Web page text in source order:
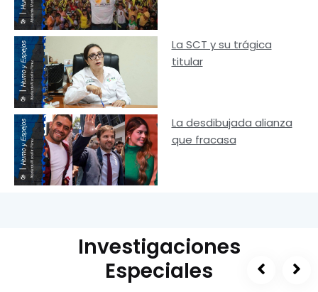
La SCT y su trágica
titular
La desdibujada alianza
que fracasa
Investigaciones
Especiales